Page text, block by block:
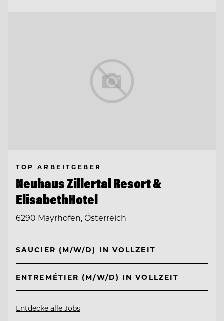
TOP ARBEITGEBER
Neuhaus Zillertal Resort &
ElisabethHotel
6290 Mayrhofen, Österreich
SAUCIER (M/W/D) IN VOLLZEIT
ENTREMÉTIER (M/W/D) IN VOLLZEIT
Entdecke alle Jobs